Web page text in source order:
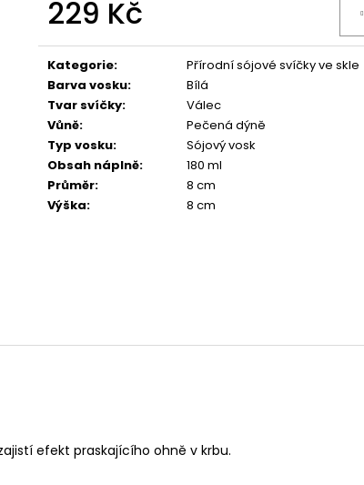
229 Kč
cena:
Kategorie:
Přírodní sójové svíčky ve skle
Barva vosku:
Bílá
Tvar svíčky:
Válec
Vůně:
Pečená dýně
Typ vosku:
Sójový vosk
Obsah náplně:
180 ml
Průměr:
8 cm
Výška: 8 cm
efekt praskajícího ohně v krbu.
-
DEEP
PŘÍRODNÍ VONNÁ SVÍČKA PALMOVÁ -
AROMKA - MINI WHISKOVKA, 90 ML -